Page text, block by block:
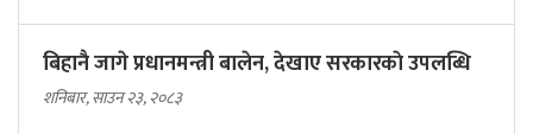
बिहानै जागे प्रधानमन्त्री बालेन, देखाए सरकारकाे उपलब्धि
शनिबार, साउन २३, २०८३